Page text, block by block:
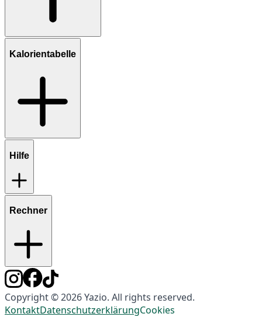
Kalorientabelle
Hilfe
Rechner
Copyright © 2026 Yazio. All rights reserved.
KontaktDatenschutzerklärungCookies